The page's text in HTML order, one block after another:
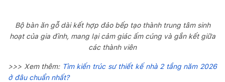
Bộ bàn ăn gỗ dài kết hợp đảo bếp tạo thành trung tâm sinh
hoạt của gia đình, mang lại cảm giác ấm cúng và gắn kết giữa
các thành viên
>>> Xem thêm: Tìm kiến trúc sư thiết kế nhà 2 tầng năm 2026
ở đâu chuẩn nhất?